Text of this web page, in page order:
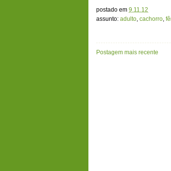
postado em 9.11.12
assunto: adulto cachorro
Postagem mais recente